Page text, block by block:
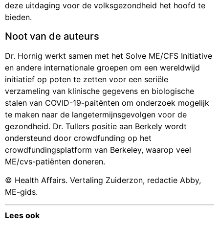
deze uitdaging voor de volksgezondheid het hoofd te
bieden.
Noot van de auteurs
Dr. Hornig werkt samen met het Solve ME/CFS Initiative
en andere internationale groepen om een wereldwijd
initiatief op poten te zetten voor een seriële
verzameling van klinische gegevens en biologische
stalen van COVID-19-paitënten om onderzoek mogelijk
te maken naar de langetermijnsgevolgen voor de
gezondheid. Dr. Tullers positie aan Berkely wordt
ondersteund door crowdfunding op het
crowdfundingsplatform van Berkeley, waarop veel
ME/cvs-patiënten doneren.
© Health Affairs. Vertaling Zuiderzon, redactie Abby,
ME-gids.
Lees ook